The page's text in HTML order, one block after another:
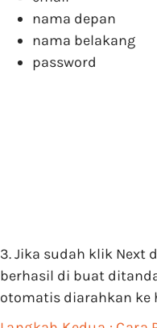
nama depan
nama belakang
password
3. Jika sudah klik Next
berhasil di buat
otomatis diarahkan ke